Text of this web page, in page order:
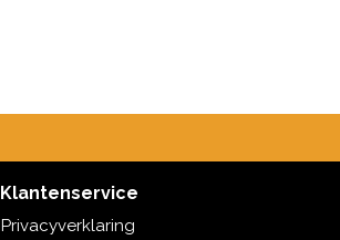
Klantenservice
Privacyverklaring